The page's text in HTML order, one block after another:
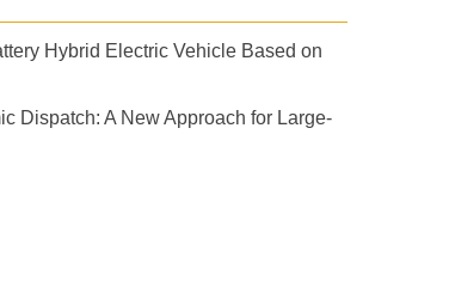
Hybrid Electric Vehicle Based on
Dispatch: A New Approach for Large-